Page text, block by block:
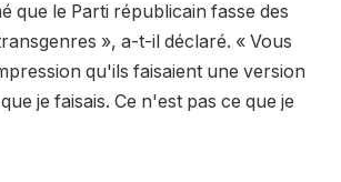
que le Parti républicain fasse des
», a-t-il déclaré. « Vous
qu'ils faisaient une version
je faisais. Ce n'est pas ce que je